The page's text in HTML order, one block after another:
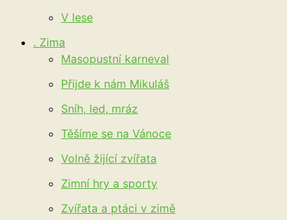
V lese
. Zima
Masopustní karneval
Přijde k nám Mikuláš
Sníh, led, mráz
Těšíme se na Vánoce
Volně žijící zvířata
Zimní hry a sporty
Zvířata a ptáci v zimě